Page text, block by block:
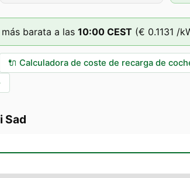
barata a las 10:00 CEST (€ 0.1131 /
🔌 Calculadora de coste de recarga de
Sad